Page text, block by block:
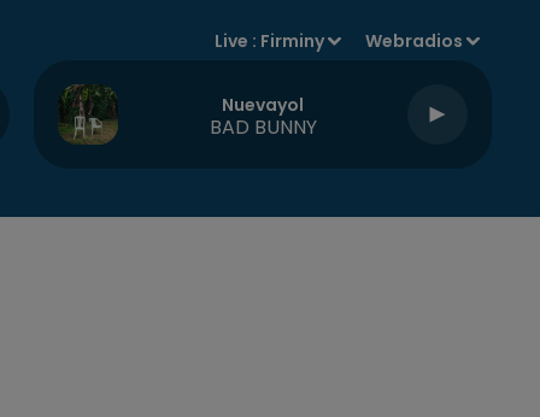
Live : Firminy Webradios
Nuevayol
BAD BUNNY